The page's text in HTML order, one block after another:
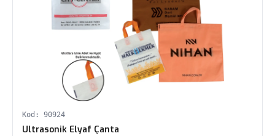
Kod: 90924
Ultrasonik Elyaf Çanta